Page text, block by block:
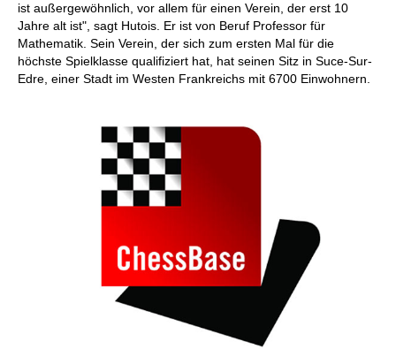
ist außergewöhnlich, vor allem für einen Verein, der erst 10
Jahre alt ist", sagt Hutois. Er ist von Beruf Professor für
Mathematik. Sein Verein, der sich zum ersten Mal für die
höchste Spielklasse qualifiziert hat, hat seinen Sitz in Suce-Sur-
Edre, einer Stadt im Westen Frankreichs mit 6700 Einwohnern.